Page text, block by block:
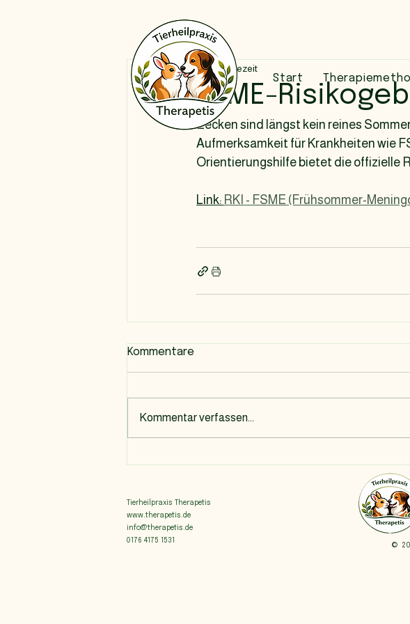
FSME-
1 Min. Lesezeit
Zecken sind längst kein reines
Aufmerksamkeit für Krankheiten wie
Orientierungshilfe bietet die offizielle
Link: RKI - FSME (Früh­sommer-
Kommentare
Kommentar verfassen...
Start
Tierheilpraxis Therapetis
www.therapetis.de
info@therapetis.de
0176 4175 1531
©